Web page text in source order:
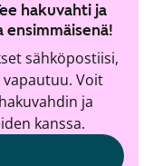
hakuvahti ja
ensimmäisenä!
sähköpostiisi,
Voit
ja
kanssa.